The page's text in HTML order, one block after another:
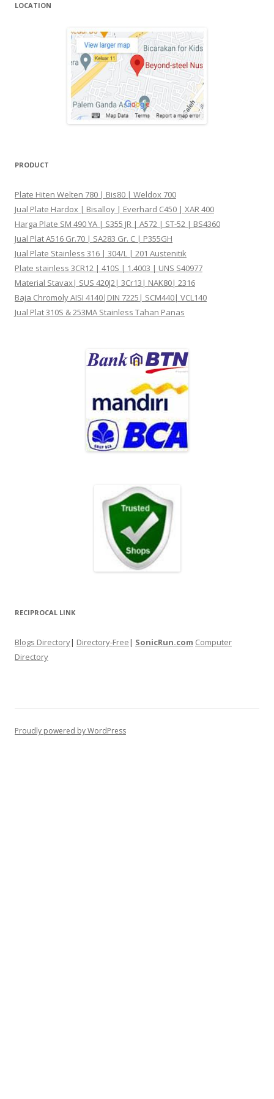
LOCATION
PRODUCT
Plate Hiten Welten 780 | Bis80 | Weldox 700
Jual Plate Hardox | Bisalloy | Everhard C450 | XAR 400
Harga Plate SM 490 YA | S355 JR | A572 | ST-52 | BS4360
Jual Plat A516 Gr.70 | SA283 Gr. C | P355GH
Jual Plate Stainless 316 | 304/L | 201 Austenitik
Plate stainless 3CR12 | 410S | 1.4003 | UNS S40977
Material Stavax| SUS 420J2| 3Cr13| NAK80| 2316
Baja Chromoly AISI 4140|DIN 7225| SCM440| VCL140
Jual Plat 310S & 253MA Stainless Tahan Panas
RECIPROCAL LINK
Blogs Directory| Directory-Free| SonicRun.com Computer
Directory
Proudly powered by WordPress